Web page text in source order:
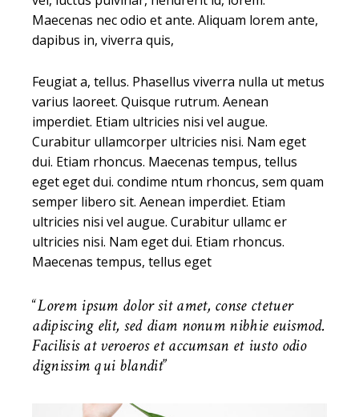
Maecenas nec odio et ante. Aliquam lorem ante,
dapibus in, viverra quis,
Feugiat a, tellus. Phasellus viverra nulla ut metus
varius laoreet. Quisque rutrum. Aenean
imperdiet. Etiam ultricies nisi vel augue.
Curabitur ullamcorper ultricies nisi. Nam eget
dui. Etiam rhoncus. Maecenas tempus, tellus
eget eget dui. condime ntum rhoncus, sem quam
semper libero sit. Aenean imperdiet. Etiam
ultricies nisi vel augue. Curabitur ullamc er
ultricies nisi. Nam eget dui. Etiam rhoncus.
Maecenas tempus, tellus eget
Lorem ipsum dolor sit amet, conse ctetuer
adipiscing elit, sed diam nonum nibhie euismod.
Facilisis at veroeros et accumsan et iusto odio
dignissim qui blandit